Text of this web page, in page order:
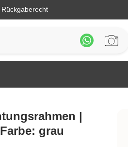
Rückgaberecht
|
grau